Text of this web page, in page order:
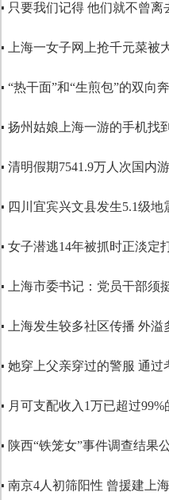
▪ 只要我们记得 他们就不曾离
▪ 上海一女子网上抢千元菜被
▪ “热干面”和“生煎包”的双向
▪ 扬州姑娘上海一游的手机找
▪ 清明假期7541.9万人次国内
▪ 四川宜宾兴文县发生5.1级
▪ 女子潜逃14年被抓时正淡定
▪ 上海市委书记：党员干部须
▪ 上海发生较多社区传播 外
▪ 她穿上父亲穿过的警服 通
▪ 月可支配收入1万已超过
▪ 陕西“铁笼女”事件调查结果
▪ 南京4人初筛阳性 曾援建上